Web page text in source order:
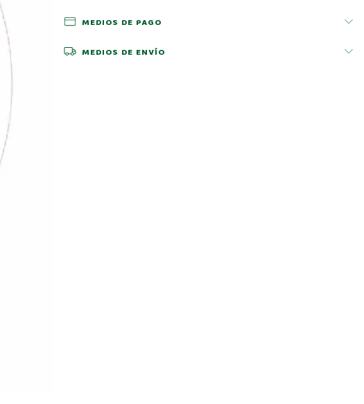
MEDIOS DE PAGO
MEDIOS DE ENVÍO